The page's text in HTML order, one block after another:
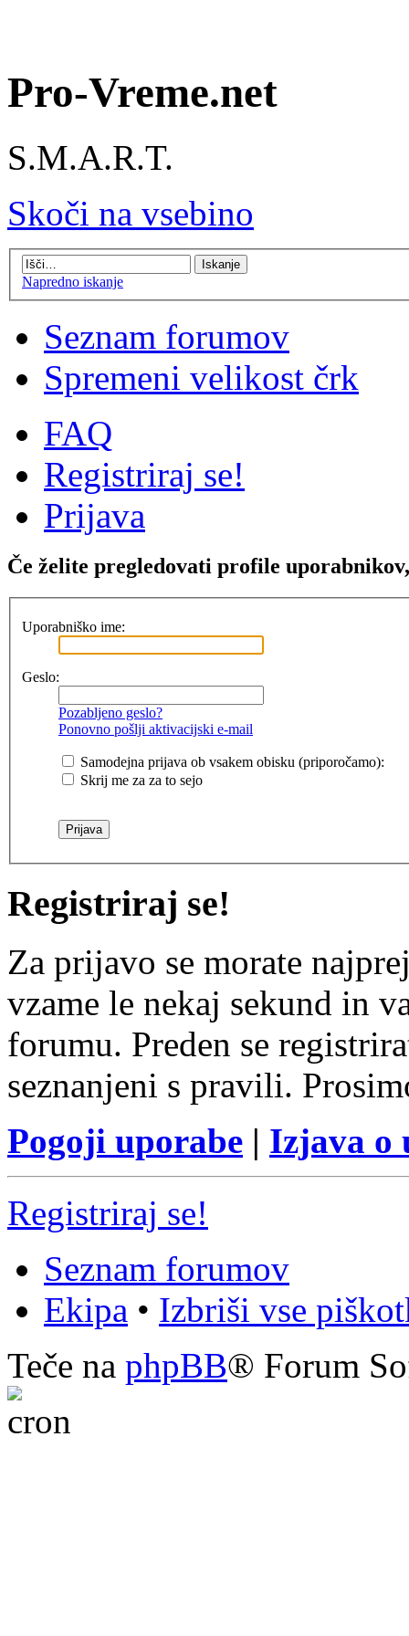
Pro-Vreme.net
S.M.A.R.T.
Skoči na vsebino
Napredno iskanje
Seznam forumov
Spremeni velikost črk
FAQ
Registriraj se!
Prijava
Če želite pregledovati profile
Uporabniško ime:
Geslo:
Pozabljeno geslo?
Ponovno pošlji aktivacijski e-mail
Samodejna prijava ob vsakem obisku (priporočamo):
Skrij me za za to sejo
Registriraj se!
Za prijavo se morate
vzame le nekaj sekund in
forumu. Preden se
seznanjeni s pravili.
Pogoji uporabe | Izjava o
Registriraj se!
Seznam forumov
Ekipa • Izbriši vse
Teče na phpBB® Forum